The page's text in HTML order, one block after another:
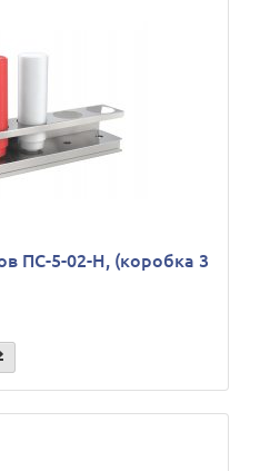
ПС-5-02-Н, (коробка 3